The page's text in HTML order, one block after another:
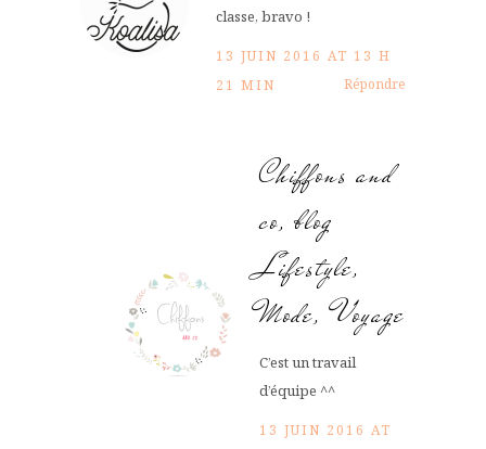
classe, bravo !
13 JUIN 2016 AT 13 H
21 MIN
Répondre
Chiffons and
co, blog
Lifestyle,
Mode, Voyage
C’est un travail
d’équipe ^^
13 JUIN 2016 AT